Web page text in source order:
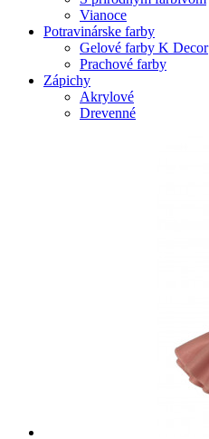
Vianoce
Potravinárske farby
Gelové farby K Decor
Prachové farby
Zápichy
Akrylové
Drevenné